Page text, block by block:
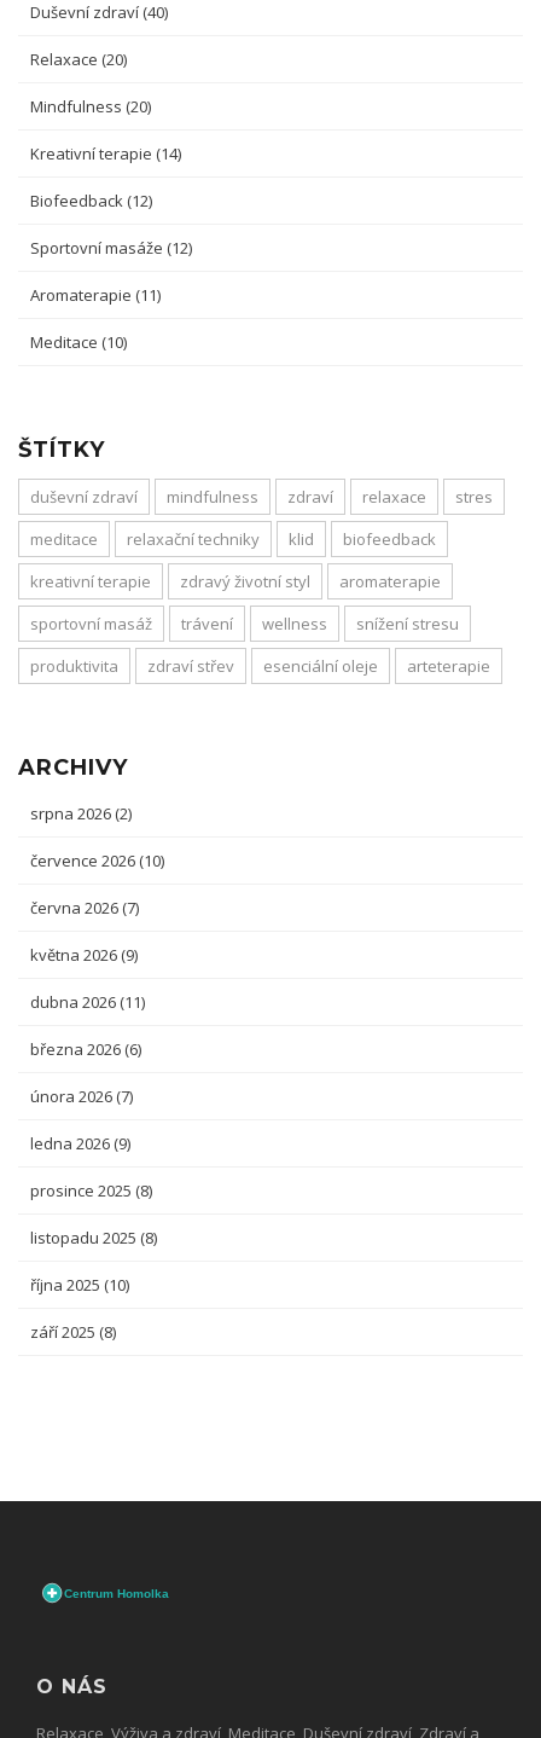
Duševní zdraví (40)
Relaxace (20)
Mindfulness (20)
Kreativní terapie (14)
Biofeedback (12)
Sportovní masáže (12)
Aromaterapie (11)
Meditace (10)
ŠTÍTKY
duševní zdraví mindfulness zdraví relaxace
stres
meditace
relaxační techniky klid
biofeedback
kreativní terapie
zdravý životní styl
aromaterapie
sportovní masáž
trávení wellness
snížení stresu
produktivita
zdraví střev esenciální oleje arteterapie
ARCHIVY
srpna 2026 (2)
července 2026 (10)
června 2026 (7)
května 2026 (9)
dubna 2026 (11)
března 2026 (6)
února 2026 (7)
ledna 2026 (9)
prosince 2025 (8)
listopadu 2025 (8)
října 2025 (10)
září 2025 (8)
O NÁS
Relaxace, Výživa a zdraví, Meditace, Duševní zdraví, Zdraví a